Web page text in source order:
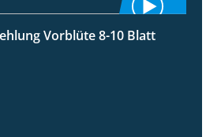
1:55
Vorblüte 8-10 Blatt